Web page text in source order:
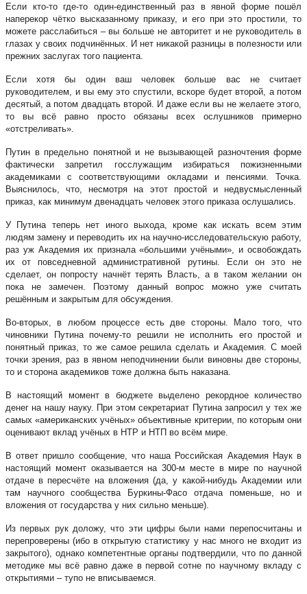
Если кто-то где-то один-единственный раз в явной форме пошёл
наперекор чётко высказанному приказу, и его при это простили, то
можете расслабиться – вы больше не авторитет и не руководитель в
глазах у своих подчинённых. И нет никакой разницы в полезности или
прежних заслугах того пациента.
Если хотя бы один ваш человек больше вас не считает
руководителем, и вы ему это спустили, вскоре будет второй, а потом
десятый, а потом двадцать второй. И даже если вы не желаете этого,
то вы всё равно просто обязаны всех ослушников примерно
«отстреливать».
Путин в предельно понятной и не вызывающей разночтения форме
фактически запретил госслужащим избираться пожизненными
академиками с соответствующими окладами и пенсиями. Точка.
Выяснилось, что, несмотря на этот простой и недвусмысленный
приказ, как минимум двенадцать человек этого приказа ослушались.
У Путина теперь нет иного выхода, кроме как искать всем этим
людям замену и переводить их на научно-исследовательскую работу,
раз уж Академия их признала «большими учёными», и освобождать
их от повседневной административной рутины. Если он это не
сделает, он попросту начнёт терять Власть, а в таком желании он
пока не замечен. Поэтому данный вопрос можно уже считать
решённым и закрытым для обсуждения.
Во-вторых, в любом процессе есть две стороны. Мало того, что
чиновники Путина почему-то решили не исполнить его простой и
понятный приказ, то же самое решила сделать и Академия. С моей
точки зрения, раз в явном неподчинении были виновны две стороны,
то и сторона академиков тоже должна быть наказана.
В настоящий момент в бюджете выделено рекордное количество
денег на нашу науку. При этом секретариат Путина запросил у тех же
самых «американских учёных» объективные критерии, по которым они
оценивают вклад учёных в НТР и НТП во всём мире.
В ответ пришло сообщение, что наша Российская Академия Наук в
настоящий момент оказывается на 300-м месте в мире по научной
отдаче в пересчёте на вложения (да, у какой-нибудь Академии или
там научного сообщества Буркины-Фасо отдача поменьше, но и
вложения от государства у них сильно меньше).
Из первых рук доложу, что эти цифры были нами перепосчитаны и
перепроверены (ибо в открытую статистику у нас много не входит из
закрытого), однако компетентные органы подтвердили, что по данной
методике мы всё равно даже в первой сотне по научному вкладу с
открытиями – тупо не вписываемся.